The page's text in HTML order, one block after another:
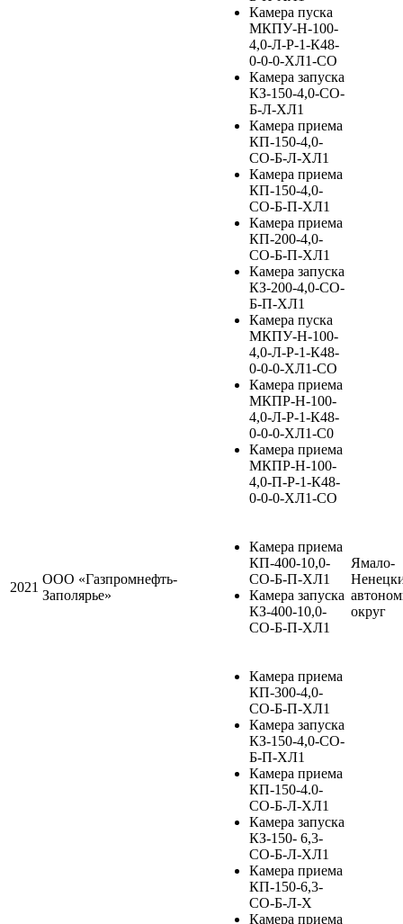
Камера пуска
МКПУ-Н-100-
4,0-Л-Р-1-К48-
0-0-0-ХЛ1-СО
Камера запуска
КЗ-150-4,0-СО-
Б-Л-ХЛ1
Камера приема
КП-150-4,0-
СО-Б-Л-ХЛ1
Камера приема
КП-150-4,0-
СО-Б-П-ХЛ1
Камера приема
КП-200-4,0-
СО-Б-П-ХЛ1
Камера запуска
КЗ-200-4,0-СО-
Б-П-ХЛ1
Камера пуска
МКПУ-Н-100-
4,0-Л-Р-1-К48-
0-0-0-ХЛ1-СО
Камера приема
МКПР-Н-100-
4,0-Л-Р-1-К48-
0-0-0-ХЛ1-С0
Камера приема
МКПР-Н-100-
4,0-П-Р-1-К48-
0-0-0-ХЛ1-СО
2021
ООО «Газпромнефть-
Заполярье»
Камера приема
КП-400-10,0-
СО-Б-П-ХЛ1
Камера запуска
КЗ-400-10,0-
СО-Б-П-ХЛ1
Ямало-
округ
Камера приема
КП-300-4,0-
СО-Б-П-ХЛ1
Камера запуска
КЗ-150-4,0-СО-
Б-П-ХЛ1
Камера приема
КП-150-4.0-
СО-Б-Л-ХЛ1
Камера запуска
КЗ-150- 6,3-
СО-Б-Л-ХЛ1
Камера приема
КП-150-6,3-
СО-Б-Л-Х
Камера приема